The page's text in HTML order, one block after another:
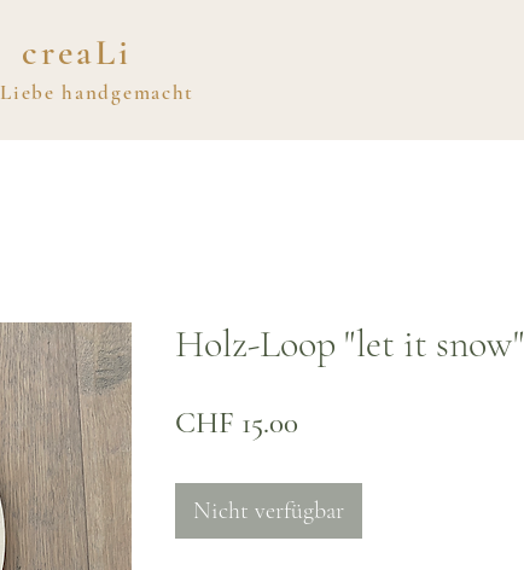
creaLi
Liebehandgemacht
Holz-Loop "let it snow"
CHF 15.00
Nicht verfügbar